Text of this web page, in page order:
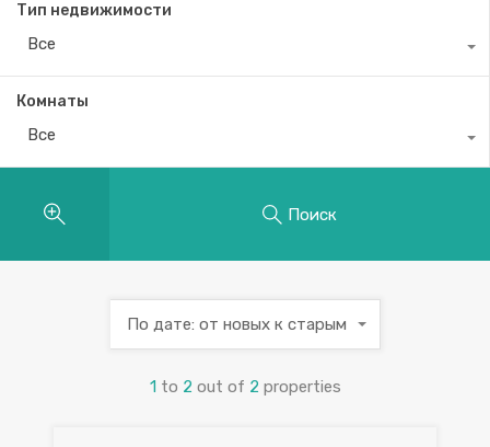
Тип недвижимости
Все
Комнаты
Все
Поиск
1 to 2 out of 2 properties
По дате: от новых к старым